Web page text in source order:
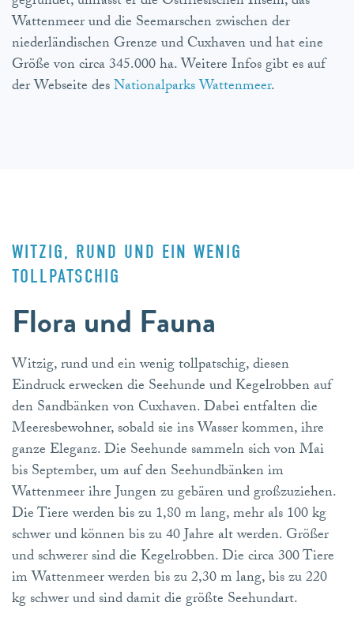
Wattenmeer und die Seemarschen zwischen der
niederländischen Grenze und Cuxhaven und hat eine
Größe von circa 345.000 ha. Weitere Infos gibt es auf
der Webseite desNationalparks Wattenmeer.
Flora und Fauna
WITZIG, RUND UND EIN WENIG
TOLLPATSCHIG
Witzig, rund und ein wenig tollpatschig, diesen
Eindruck erwecken die Seehunde und Kegelrobben auf
den Sandbänken von Cuxhaven. Dabei entfalten die
Meeresbewohner, sobald sie ins Wasser kommen, ihre
ganze Eleganz. Die Seehunde sammeln sich von Mai
bis September, um auf den Seehundbänken im
Wattenmeer ihre Jungen zu gebären und großzuziehen.
Die Tiere werden bis zu 1,80 m lang, mehr als 100 kg
schwer und können bis zu 40 Jahre alt werden. Größer
und schwerer sind die Kegelrobben. Die circa 300 Tiere
im Wattenmeer werden bis zu 2,30 m lang, bis zu 220
kg schwer und sind damit die größte Seehundart.